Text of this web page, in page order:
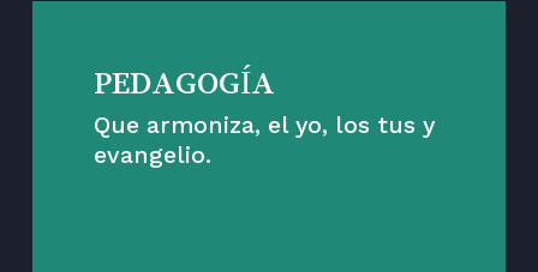
PEDAGOGÍA
Que armoniza, el yo, los tus y
evangelio.